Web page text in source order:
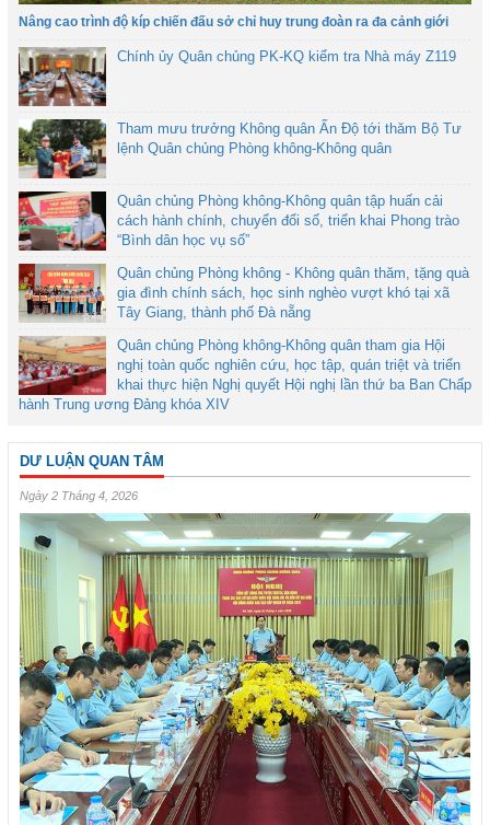
Nâng cao trình độ kíp chiến đấu sở chỉ huy trung đoàn ra đa cảnh giới
Chính ủy Quân chủng PK-KQ kiểm tra Nhà máy Z119
Tham mưu trưởng Không quân Ấn Độ tới thăm Bộ Tư
lệnh Quân chủng Phòng không-Không quân
Quân chủng Phòng không-Không quân tập huấn cải
cách hành chính, chuyển đổi số, triển khai Phong trào
“Bình dân học vụ số”
Quân chủng Phòng không - Không quân thăm, tặng quà
gia đình chính sách, học sinh nghèo vượt khó tại xã
Tây Giang, thành phố Đà nẵng
Quân chủng Phòng không-Không quân tham gia Hội
nghị toàn quốc nghiên cứu, học tập, quán triệt và triển
khai thực hiện Nghị quyết Hội nghị lần thứ ba Ban Chấp
hành Trung ương Đảng khóa XIV
DƯ LUẬN QUAN TÂM
Ngày 2 Tháng 4, 2026